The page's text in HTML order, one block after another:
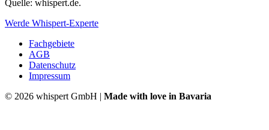
Quelle: whispert.de.
Werde Whispert-Experte
Fachgebiete
AGB
Datenschutz
Impressum
© 2026 whispert GmbH | Made with love in Bavaria